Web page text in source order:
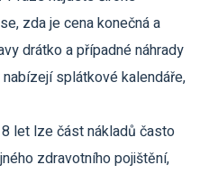
zda je cena konečná a
drátko a případné náhrady
splátkové kalendáře,
let lze část nákladů často
zdravotního pojištění,